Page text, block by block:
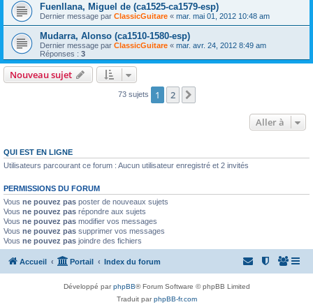
Fuenllana, Miguel de (ca1525-ca1579-esp)
Dernier message par ClassicGuitare « mar. mai 01, 2012 10:48 am
Mudarra, Alonso (ca1510-1580-esp)
Dernier message par ClassicGuitare « mar. avr. 24, 2012 8:49 am
Réponses : 3
Nouveau sujet
73 sujets 1 2
Aller à
QUI EST EN LIGNE
Utilisateurs parcourant ce forum : Aucun utilisateur enregistré et 2 invités
PERMISSIONS DU FORUM
Vous ne pouvez pas poster de nouveaux sujets
Vous ne pouvez pas répondre aux sujets
Vous ne pouvez pas modifier vos messages
Vous ne pouvez pas supprimer vos messages
Vous ne pouvez pas joindre des fichiers
Accueil Portail Index du forum
Développé parphpBB® Forum Software © phpBB Limited
Traduit parphpBB-fr.com